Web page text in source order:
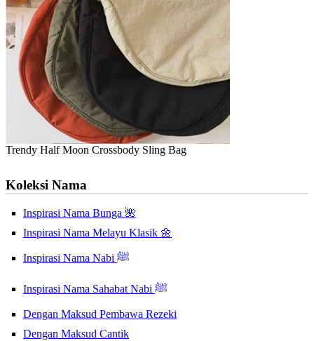
Trendy Half Moon Crossbody Sling Bag
Koleksi Nama
Inspirasi Nama Bunga 🌺
Inspirasi Nama Melayu Klasik 🌼
Inspirasi Nama Nabi ﷺ
Inspirasi Nama Sahabat Nabi ﷺ
Dengan Maksud Pembawa Rezeki
Dengan Maksud Cantik